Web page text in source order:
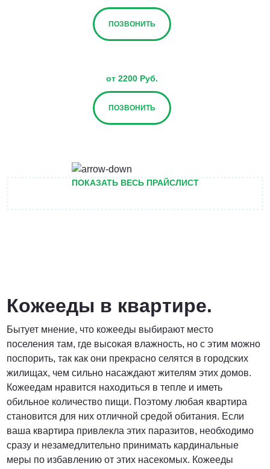
ПОЗВОНИТЬ
от 2200 Руб.
ПОЗВОНИТЬ
Договорная
ПОЗВОНИТЬ
от 1500 Руб.
ПОЗВОНИТЬ
ПОКАЗАТЬ ВЕСЬ ПРАЙСЛИСТ
Кожееды в квартире.
Бытует мнение, что кожееды выбирают место
поселения там, где высокая влажность, но с этим можно
поспорить, так как они прекрасно селятся в городских
жилищах, чем сильно насаждают жителям этих домов.
Кожеедам нравится находиться в тепле и иметь
обильное количество пищи. Поэтому любая квартира
становится для них отличной средой обитания. Если
ваша квартира привлекла этих паразитов, необходимо
сразу и незамедлительно принимать кардинальные
меры по избавлению от этих насекомых. Кожееды